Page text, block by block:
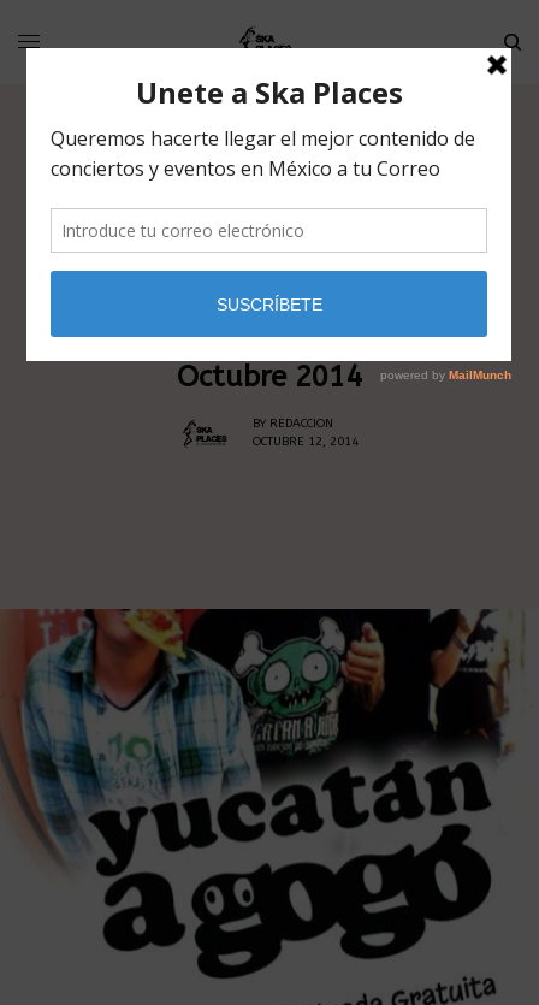
NOTICIAS
YUCATAN A GO GO en Teatro
Esperanza Iris Domingo 12 de
Octubre 2014
BY REDACCION
OCTUBRE 12, 2014